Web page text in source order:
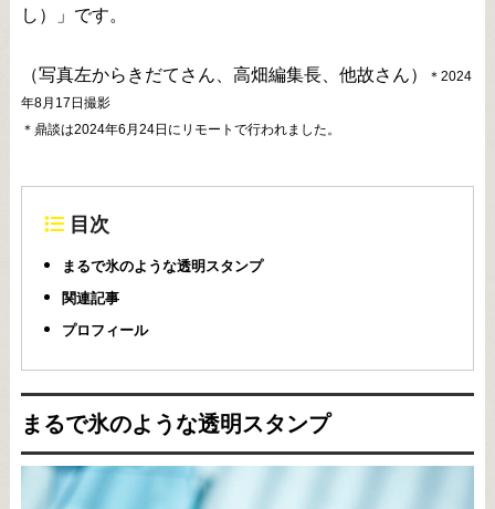
し）」です。
（写真左からきだてさん、高畑編集長、他故さん）
＊2024
年8月17日撮影
＊鼎談は2024年6月24日にリモートで行われました。
目次
まるで氷のような透明スタンプ
関連記事
プロフィール
まるで氷のような透明スタンプ